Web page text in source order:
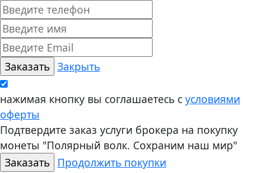
Закрыть
нажимая кнопку вы соглашаетесь с условиями
оферты
Подтвердите заказ услуги брокера на покупку
монеты "Полярный волк. Сохраним наш мир"
Продолжить покупки